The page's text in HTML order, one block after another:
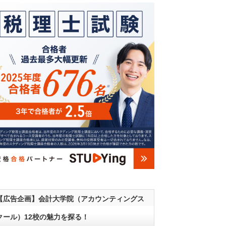
広告企画】会計大学院（アカウンティングス
ール）12校の魅力を探る！